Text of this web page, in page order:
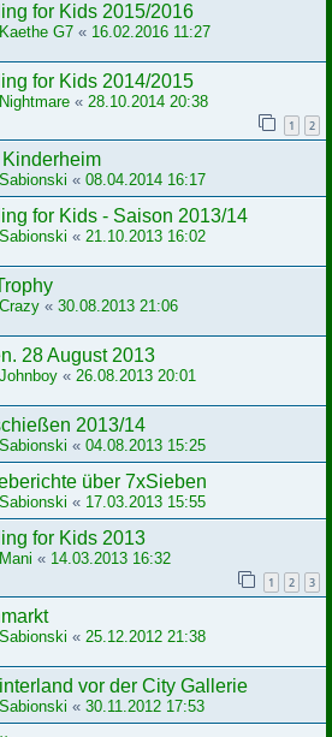
for Kids 2015/2016
Kaethe G7 « 16.02.2016 11:27
for Kids 2014/2015
Nightmare « 28.10.2014 20:38
1 2
Sabionski « 08.04.2014 16:17
for Kids - Saison 2013/14
Sabionski « 21.10.2013 16:02
Crazy « 30.08.2013 21:06
28 August 2013
Johnboy « 26.08.2013 20:01
2013/14
Sabionski « 04.08.2013 15:25
über 7xSieben
Sabionski « 17.03.2013 15:55
for Kids 2013
Mani « 14.03.2013 16:32
1 2 3
Sabionski « 25.12.2012 21:38
vor der City Gallerie
Sabionski « 30.11.2012 17:53